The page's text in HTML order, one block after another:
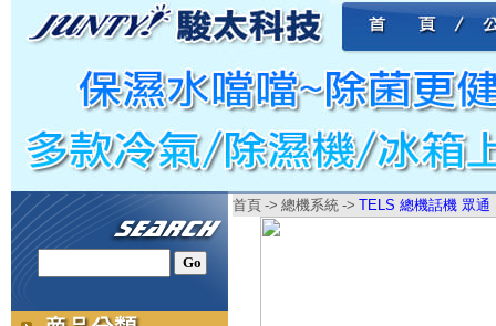
首頁 -> 總機系統 -> TELS 總機話機 眾通